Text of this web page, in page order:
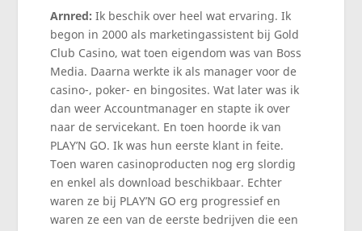
Arnred:Ik beschik over heel wat ervaring. Ik
begon in 2000 als marketingassistent bij Gold
Club Casino, wat toen eigendom was van Boss
Media. Daarna werkte ik als manager voor de
casino-, poker- en bingosites. Wat later was ik
dan weer Accountmanager en stapte ik over
naar de servicekant. En toen hoorde ik van
PLAY’N GO. Ik was hun eerste klant in feite.
Toen waren casinoproducten nog erg slordig
en enkel als download beschikbaar. Echter
waren ze bij PLAY’N GO erg progressief en
waren ze een van de eerste bedrijven die een